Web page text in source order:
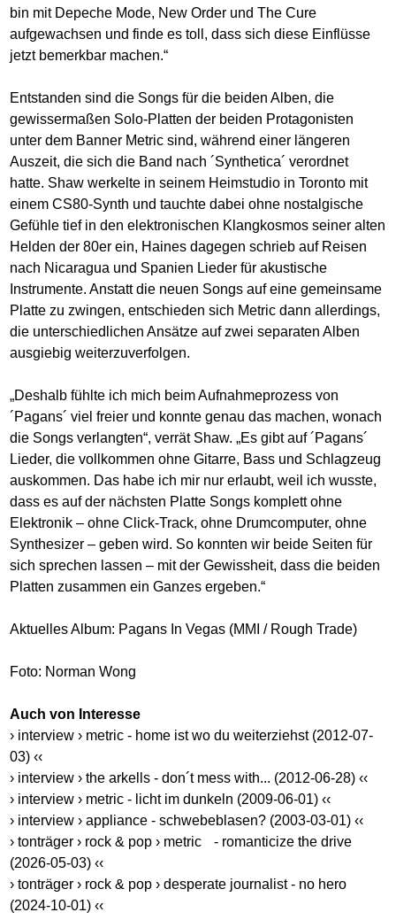
bin mit Depeche Mode, New Order und The Cure
aufgewachsen und finde es toll, dass sich diese Einflüsse
jetzt bemerkbar machen.“
Entstanden sind die Songs für die beiden Alben, die
gewissermaßen Solo-Platten der beiden Protagonisten
unter dem Banner Metric sind, während einer längeren
Auszeit, die sich die Band nach ´Synthetica´ verordnet
hatte. Shaw werkelte in seinem Heimstudio in Toronto mit
einem CS80-Synth und tauchte dabei ohne nostalgische
Gefühle tief in den elektronischen Klangkosmos seiner alten
Helden der 80er ein, Haines dagegen schrieb auf Reisen
nach Nicaragua und Spanien Lieder für akustische
Instrumente. Anstatt die neuen Songs auf eine gemeinsame
Platte zu zwingen, entschieden sich Metric dann allerdings,
die unterschiedlichen Ansätze auf zwei separaten Alben
ausgiebig weiterzuverfolgen.
„Deshalb fühlte ich mich beim Aufnahmeprozess von
´Pagans´ viel freier und konnte genau das machen, wonach
die Songs verlangten“, verrät Shaw. „Es gibt auf ´Pagans´
Lieder, die vollkommen ohne Gitarre, Bass und Schlagzeug
auskommen. Das habe ich mir nur erlaubt, weil ich wusste,
dass es auf der nächsten Platte Songs komplett ohne
Elektronik – ohne Click-Track, ohne Drumcomputer, ohne
Synthesizer – geben wird. So konnten wir beide Seiten für
sich sprechen lassen – mit der Gewissheit, dass die beiden
Platten zusammen ein Ganzes ergeben.“
Aktuelles Album: Pagans In Vegas (MMI / Rough Trade)
Foto: Norman Wong
Auch von Interesse
› interview › metric - home ist wo du weiterziehst (2012-07-
03) ‹‹
› interview › the arkells - don´t mess with... (2012-06-28) ‹‹
› interview › metric - licht im dunkeln (2009-06-01) ‹‹
› interview › appliance - schwebeblasen? (2003-03-01) ‹‹
› tonträger › rock & pop › metric - romanticize the drive
(2026-05-03) ‹‹
› tonträger › rock & pop › desperate journalist - no hero
(2024-10-01) ‹‹